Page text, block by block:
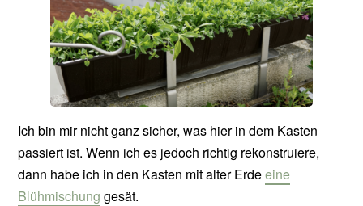
Ich bin mir nicht ganz sicher, was hier in dem Kasten
passiert ist. Wenn ich es jedoch richtig rekonstruiere,
dann habe ich in den Kasten mit alter Erdeeine
Blühmischung gesät.